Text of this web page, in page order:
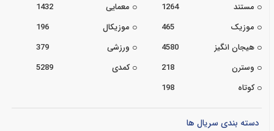
مستند
1264 معمایی
1432
موزیک
465 موزیکال
196
هیجان انگیز
4580 ورزشی
379
وسترن
218 کمدی
5289
کوتاه
198
دسته بندی سریال ها